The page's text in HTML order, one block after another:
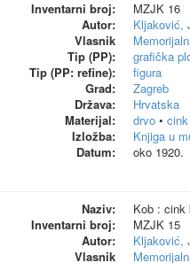
Inventarni broj:
MZJK 16
Autor:
Kljaković,
Vlasnik
Tip (PP):
grafička
Tip (PP: refine):
figura
Grad:
Zagreb
Država:
Hrvatska
Materijal:
drvo• cink
Izložba:
Knjiga u
Datum:
oko 1920.
Naziv:
Kob : cink
Inventarni broj:
MZJK 15
Autor:
Kljaković,
Vlasnik